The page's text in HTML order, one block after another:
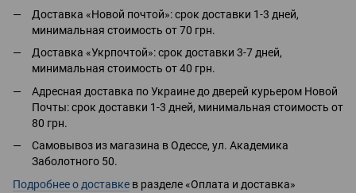
Доставка «Новой почтой»: срок доставки 1-3 дней,
минимальная стоимость от 70 грн.
Доставка «Укрпочтой»: срок доставки 3-7 дней,
минимальная стоимость от 40 грн.
Адресная доставка по Украине до дверей курьером Новой
Почты: срок доставки 1-3 дней, минимальная стоимость от
80 грн.
Самовывоз из магазина в Одессе, ул. Академика
Заболотного 50.
Подробнее о доставке в разделе «Оплата и доставка»